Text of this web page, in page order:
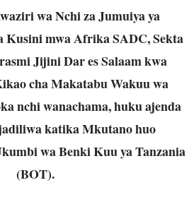
wa Nchi za Jumuiya ya
Kusini mwa Afrika SADC, Sekta
Jijini Dar es Salaam kwa
cha Makatabu Wakuu wa
nchi wanachama, huku ajenda
katika Mkutano huo
wa Benki Kuu ya Tanzania
(BOT).